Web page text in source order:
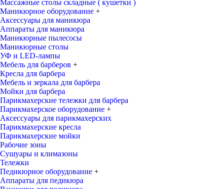
Массажные столы складные ( кушетки )
Маникюрное оборудование +
Аксессуары для маникюра
Аппараты для маникюра
Маникюрные пылесосы
Маникюрные столы
УФ и LED-лампы
Мебель для барберов +
Кресла для барбера
Мебель и зеркала для барбера
Мойки для барбера
Парикмахерские тележки для барбера
Парикмахерское оборудование +
Аксессуары для парикмахерских
Парикмахерские кресла
Парикмахерские мойки
Рабочие зоны
Сушуары и климазоны
Тележки
Педикюрное оборудование +
Аппараты для педикюра